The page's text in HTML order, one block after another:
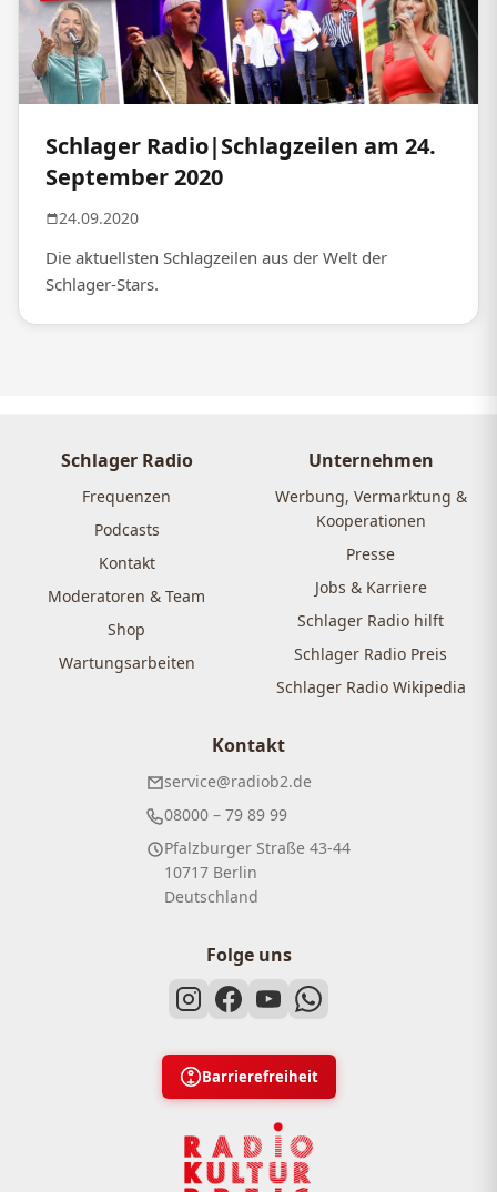
Schlager Radio|Schlagzeilen am 24.
September 2020
24.09.2020
Die aktuellsten Schlagzeilen aus der Welt der
Schlager-Stars.
Schlager Radio
Frequenzen
Podcasts
Kontakt
Moderatoren & Team
Shop
Wartungsarbeiten
Unternehmen
Werbung, Vermarktung &
Kooperationen
Presse
Jobs & Karriere
Schlager Radio hilft
Schlager Radio Preis
Schlager Radio Wikipedia
Kontakt
service@radiob2.de
08000 – 79 89 99
Pfalzburger Straße 43-44
10717 Berlin
Deutschland
Folge uns
Barrierefreiheit